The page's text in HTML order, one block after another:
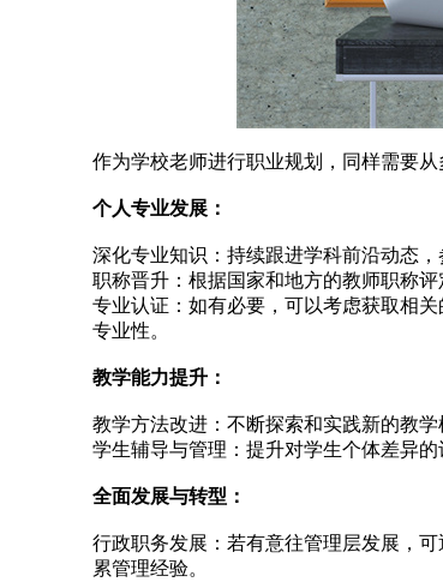
作为学校老师进行职业规划，同样需要
个人专业发展：
深化专业知识：持续跟进学科前沿动态
职称晋升：根据国家和地方的教师职称
专业认证：如有必要，可以考虑获取相
专业性。
教学能力提升：
教学方法改进：不断探索和实践新的教
学生辅导与管理：提升对学生个体差异
全面发展与转型：
行政职务发展：若有意往管理层发展，
累管理经验。